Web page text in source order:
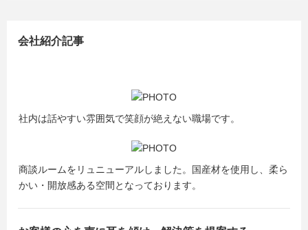
会社紹介記事
社内は話やすい雰囲気で笑顔が絶えない職場です。
商談ルームをリュニューアルしました。国産材を使用し、柔ら
かい・開放感ある空間となっております。